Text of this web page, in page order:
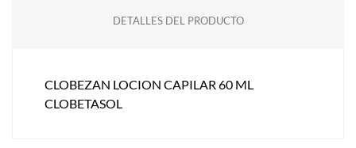
DETALLES DEL PRODUCTO
CLOBEZAN LOCION CAPILAR 60 ML
CLOBETASOL